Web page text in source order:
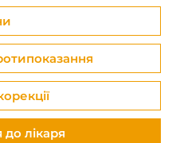
лікаря